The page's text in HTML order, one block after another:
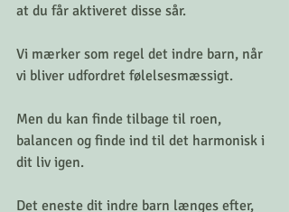
at du får aktiveret disse sår.
Vi mærker som regel det indre barn, når
vi bliver udfordret følelsesmæssigt.
Men du kan finde tilbage til roen,
balancen og finde ind til det harmonisk i
dit liv igen.
Det eneste dit indre barn længes efter,